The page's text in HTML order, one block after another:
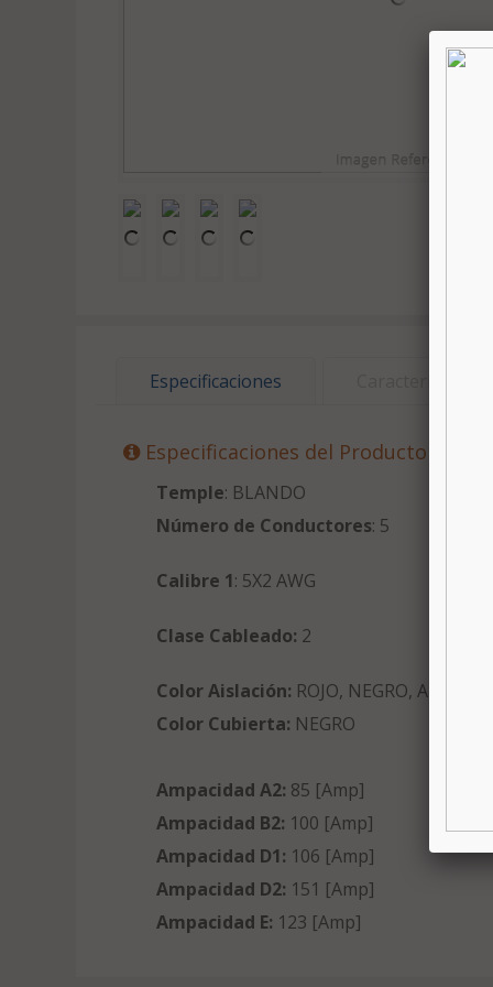
Especificaciones
Especificaciones del Producto
Temple: BLANDO
Número de Conductores: 5
Calibre 1: 5X2 AWG
Clase Cableado: 2
Color Aislación: ROJO, NEGRO, AZUL,
Color Cubierta: NEGRO
Ampacidad A2: 85 [Amp]
Ampacidad B2: 100 [Amp]
Ampacidad D1: 106 [Amp]
Ampacidad D2: 151 [Amp]
Ampacidad E: 123 [Amp]